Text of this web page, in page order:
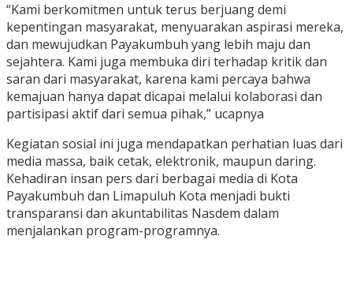
“Kami berkomitmen untuk terus berjuang demi
kepentingan masyarakat, menyuarakan aspirasi mereka,
dan mewujudkan Payakumbuh yang lebih maju dan
sejahtera. Kami juga membuka diri terhadap kritik dan
saran dari masyarakat, karena kami percaya bahwa
kemajuan hanya dapat dicapai melalui kolaborasi dan
partisipasi aktif dari semua pihak,” ucapnya
Kegiatan sosial ini juga mendapatkan perhatian luas dari
media massa, baik cetak, elektronik, maupun daring.
Kehadiran insan pers dari berbagai media di Kota
Payakumbuh dan Limapuluh Kota menjadi bukti
transparansi dan akuntabilitas Nasdem dalam
menjalankan program-programnya.